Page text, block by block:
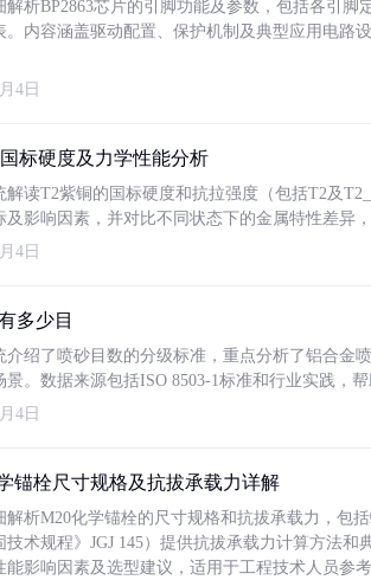
解析BP2863芯片的引脚功能及参数，包括各引
。内容涵盖驱动配置、保护机制及典型应用电路
4日
标硬度及力学性能分析
解读T2紫铜的国标硬度和抗拉强度（包括T2及
及影响因素，并对比不同状态下的金属特性差异
4日
多少目
介绍了喷砂目数的分级标准，重点分析了铝合金
景。数据来源包括ISO 8503-1标准和行业实践，
4日
锚栓尺寸规格及抗拔承载力详解
解析M20化学锚栓的尺寸规格和抗拔承载力，包
技术规程》JGJ 145）提供抗拔承载力计算方法
能影响因素及选型建议，适用于工程技术人员参考